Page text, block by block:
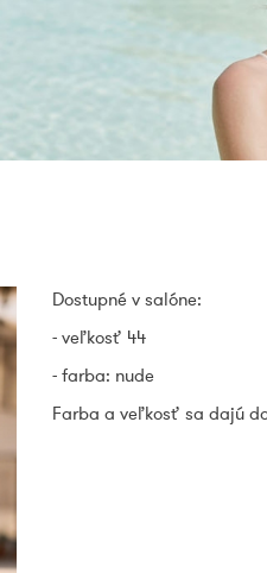
Dostupné v salóne:
- veľkosť 44
- farba: nude
Farba a veľkosť sa dajú